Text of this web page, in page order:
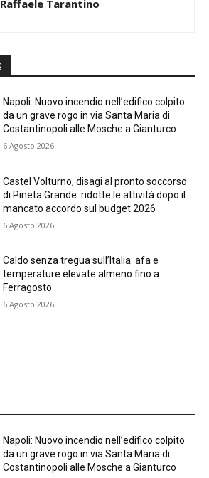
Raffaele Tarantino
Napoli: Nuovo incendio nell’edifico colpito
da un grave rogo in via Santa Maria di
Costantinopoli alle Mosche a Gianturco
6 Agosto 2026
Castel Volturno, disagi al pronto soccorso
di Pineta Grande: ridotte le attività dopo il
mancato accordo sul budget 2026
6 Agosto 2026
Caldo senza tregua sull’Italia: afa e
temperature elevate almeno fino a
Ferragosto
6 Agosto 2026
Napoli: Nuovo incendio nell’edifico colpito
da un grave rogo in via Santa Maria di
Costantinopoli alle Mosche a Gianturco